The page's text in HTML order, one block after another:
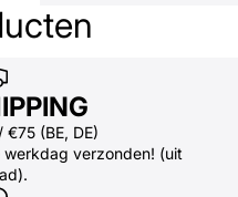
(BE, DE)
werkdag verzonden! (uit